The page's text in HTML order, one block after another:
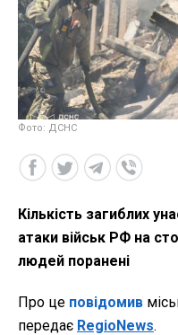
Фото: ДСНС
Кількість загиблих
атаки військ РФ на
людей поранені
Про це повідомив
передає RegioNews.